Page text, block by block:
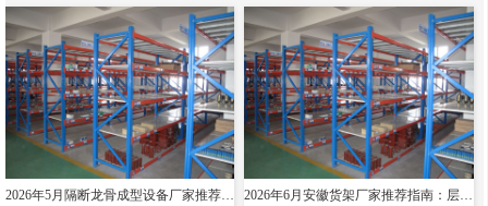
2026年5月隔断龙骨成型设备厂家推荐指南：导轨成型设备消防箱光伏支架货架夸梁公司优选！ 2026年6月安徽货架厂家推荐指南：层板货架悬臂贯通双伸位公司优选！